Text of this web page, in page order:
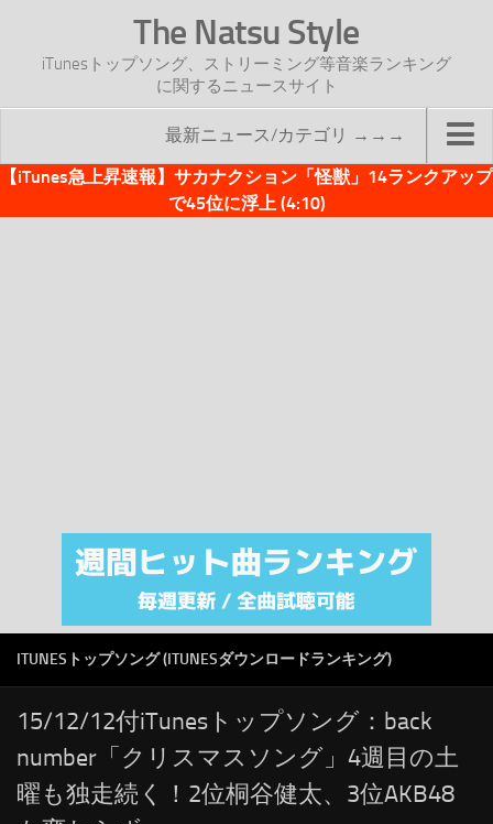
The Natsu Style
iTunesトップソング、ストリーミング等音楽ランキング
に関するニュースサイト
最新ニュース/カテゴリ →→→
TOP
注目カテゴリ
オリジナルiTunes週間トップソング
RSS
LINKS
【iTunes急上昇速報】サカナクション「怪獣」14ランクアップ
で45位に浮上 (4:10)
ITUNESトップソング (ITUNESダウンロードランキング)
15/12/12付iTunesトップソング：back
number「クリスマスソング」4週目の土
曜も独走続く！2位桐谷健太、3位AKB48